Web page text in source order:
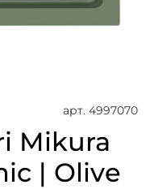
арт. 4997070
Mikura
| Olive